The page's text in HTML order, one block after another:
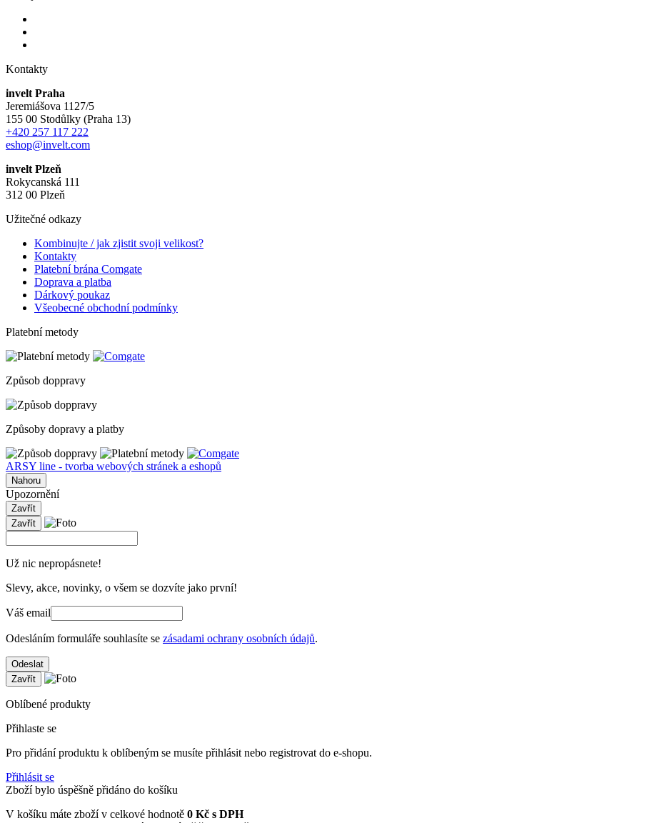
Kontakty
invelt Praha
Jeremiášova 1127/5
155 00 Stodůlky (Praha 13)
+420 257 117 222
eshop@invelt.com
invelt Plzeň
Rokycanská 111
312 00 Plzeň
Užitečné odkazy
Kombinujte / jak zjistit svoji velikost?
Kontakty
Platební brána Comgate
Doprava a platba
Dárkový poukaz
Všeobecné obchodní podmínky
Platební metody
Způsob doppravy
Způsoby dopravy a platby
ARSY line - tvorba webových stránek a eshopů
Nahoru
Upozornění
Zavřít
Zavřít
Už nic nepropásnete!
Slevy, akce, novinky, o všem se dozvíte jako první!
Váš email
Odesláním formuláře souhlasíte se zásadami ochrany osobních údajů.
Odeslat
Zavřít
Oblíbené produkty
Přihlaste se
Pro přidání produktu k oblíbeným se musíte přihlásit nebo registrovat do e-shopu.
Přihlásit se
Zboží bylo úspěšně přidáno do košíku
V košíku máte zboží v celkové hodnotě 0 Kč s DPH